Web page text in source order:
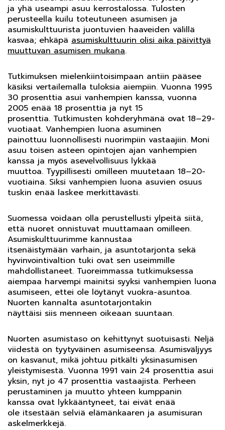
ja yhä useampi asuu kerrostalossa. Tulosten
perusteella kuilu toteutuneen asumisen ja
asumiskulttuurista juontuvien haaveiden välillä
kasvaa; ehkäpä asumiskulttuurin olisi aika päivittyä
muuttuvan asumisen mukana.
Tutkimuksen mielenkiintoisimpaan antiin pääsee
käsiksi vertailemalla tuloksia aiempiin. Vuonna 1995
30 prosenttia asui vanhempien kanssa, vuonna
2005 enää 18 prosenttia ja nyt 15
prosenttia. Tutkimusten kohderyhmänä ovat 18–29-
vuotiaat. Vanhempien luona asuminen
painottuu luonnollisesti nuorimpiin vastaajiin. Moni
asuu toisen asteen opintojen ajan vanhempien
kanssa ja myös asevelvollisuus lykkää
muuttoa. Tyypillisesti omilleen muutetaan 18–20-
vuotiaina. Siksi vanhempien luona asuvien osuus
tuskin enää laskee merkittävästi.
Suomessa voidaan olla perustellusti ylpeitä siitä,
että nuoret onnistuvat muuttamaan omilleen.
Asumiskulttuurimme kannustaa
itsenäistymään varhain, ja asuntotarjonta sekä
hyvinvointivaltion tuki ovat sen useimmille
mahdollistaneet. Tuoreimmassa tutkimuksessa
aiempaa harvempi mainitsi syyksi vanhempien luona
asumiseen, ettei ole löytänyt vuokra-asuntoa.
Nuorten kannalta asuntotarjontakin
näyttäisi siis menneen oikeaan suuntaan.
Nuorten asumistaso on kehittynyt suotuisasti. Neljä
viidestä on tyytyväinen asumiseensa. Asumisväljyys
on kasvanut, mikä johtuu pitkälti yksinasumisen
yleistymisestä. Vuonna 1991 vain 24 prosenttia asui
yksin, nyt jo 47 prosenttia vastaajista. Perheen
perustaminen ja muutto yhteen kumppanin
kanssa ovat lykkääntyneet, tai eivät enää
ole itsestään selviä elämänkaaren ja asumisuran
askelmerkkejä.